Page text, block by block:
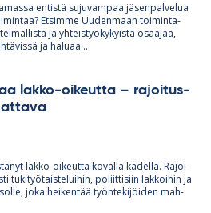
en­tistä su­ju­vam­paa jä­sen­pal­ve­lua
Et­simme Uu­den­maan toi­minta-
ja yh­teis­työ­ky­kyistä osaa­jaa,
ja ha­luaa...
lakko-oi­keutta – ra­joi­tus­
lakko-oi­keutta ko­valla kä­dellä. Ra­joi­
tu­ki­työ­tais­te­lui­hin, po­liit­ti­siin lak­koi­hin ja
joka hei­ken­tää työn­te­ki­jöi­den mah­